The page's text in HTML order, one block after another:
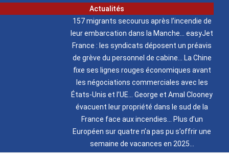
Actualités
157 migrants secourus après l’incendie de
leur embarcation dans la Manche
easyJet
France : les syndicats déposent un préavis
de grève du personnel de cabine
La Chine
fixe ses lignes rouges économiques avant
les négociations commerciales avec les
États-Unis et l’UE
George et Amal Clooney
évacuent leur propriété dans le sud de la
France face aux incendies
Plus d’un
Européen sur quatre n’a pas pu s’offrir une
semaine de vacances en 2025